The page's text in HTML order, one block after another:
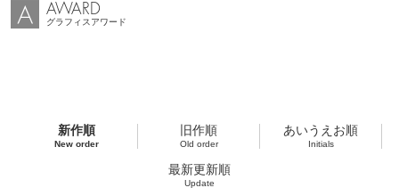
AWARD
グラフィスアワード
新作順
New order
旧作順
Old order
あいうえお順
Initials
最新更新順
Update